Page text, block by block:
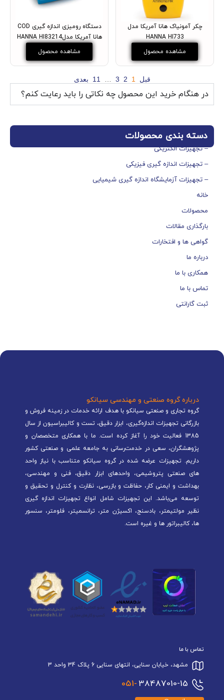
دسته بندی محصولات
– تجهیزات الکتریکی
– تجهیزات اندازه گیری فیزیکی
– تجهیزات آزمایشگاه اندازه گیری شیمیایی
خانه
محصولات
بارگذاری مقالات
گواهی ها و افتخارات
درباره ما
همکاری با ما
تماس با ما
ثبت گارانتی
چکر آمونیاک هانا آمریکا مدل
HANNA HI733
مشاهده محصول
دستگاه رومیزی اندازه گیری COD
هانا آمریکا مدلHANNA HI83214
مشاهده محصول
قبل 1
2
3
11 بعدی
در هنگام خرید این محصول چه نکاتی را باید رعایت کنم؟
درباره گروه صنعتی و مهندسی سیانکو
گروه تجاری و صنعتی سیانکو با هدف ارائه خدمات در زمینه فروش و
بازرگانی تجهیزات اندازه‌گیری، ابزار دقیق، تست و کالیبراسیون از سال
1385 فعالیت خود را آغاز کرده است. ما با همکاری متخصصان و
پژوهشگران، سعی در خدمت‌رسانی به جامعه علمی و صنعتی کشور
داریم. تجهیزات عرضه شده در گروه سیانکو متناسب با نیاز واحد
های صنعتی پتروشیمی، واحدهای ابزار دقیق، فنی و مهندسی،
بهداشت و ایمنی کار، حفاظت و بازرسی، نظارت و کنترل و تحقیق و
توسعه می‌باشد. این تجهیزات شامل انواع تجهیزات اندازه گیری
نظیر مولتیمتر، بادسنج، اکسیژن متر، ترانسمیتر، فلومتر، سنسور
ها، کالیبراتور ها و غیره است.
تماس با ما
مشهد، خیابان سنایی، انتهای سنایی 6 پلاک 34 واحد 3
051- 38487010-15